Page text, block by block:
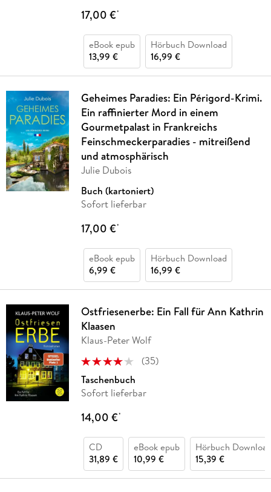
17,00 €*
eBook epub
13,99 €
Hörbuch Download
16,99 €
Geheimes Paradies: Ein Périgord-Krimi.
Ein raffinierter Mord in einem
Gourmetpalast in Frankreichs
Feinschmeckerparadies - mitreißend
und atmosphärisch
Julie Dubois
Buch (kartoniert)
Sofort lieferbar
17,00 €*
eBook epub
6,99 €
Hörbuch Download
16,99 €
Ostfriesenerbe: Ein Fall für Ann Kathrin
Klaasen
Klaus-Peter Wolf
(35)
Taschenbuch
Sofort lieferbar
14,00 €*
CD
31,89 €
eBook epub
10,99 €
Hörbuch Download
15,39 €